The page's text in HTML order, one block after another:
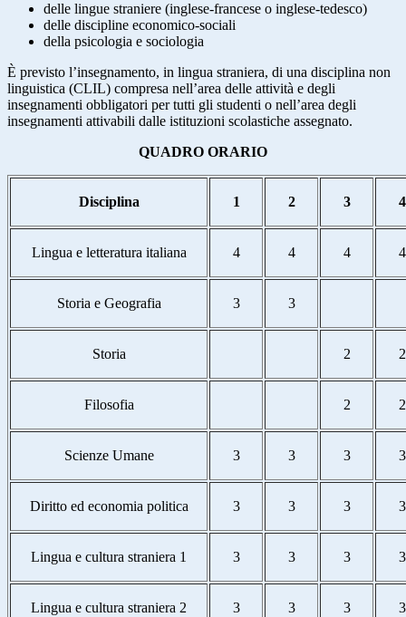
delle lingue straniere (inglese-francese o inglese-tedesco)
delle discipline economico-sociali
della psicologia e sociologia
È previsto l’insegnamento, in lingua straniera, di una disciplina non
linguistica (CLIL) compresa nell’area delle attività e degli
insegnamenti obbligatori per tutti gli studenti o nell’area degli
insegnamenti attivabili dalle istituzioni scolastiche assegnato.
QUADRO ORARIO
Disciplina 1 2 3 4
Lingua e letteratura italiana 4 4 4 4
Storia e Geografia 3 3
Storia 2 2
Filosofia 2 2
Scienze Umane 3 3 3 3
Diritto ed economia politica 3 3 3 3
Lingua e cultura straniera 1 3 3 3 3
Lingua e cultura straniera 2 3 3 3 3